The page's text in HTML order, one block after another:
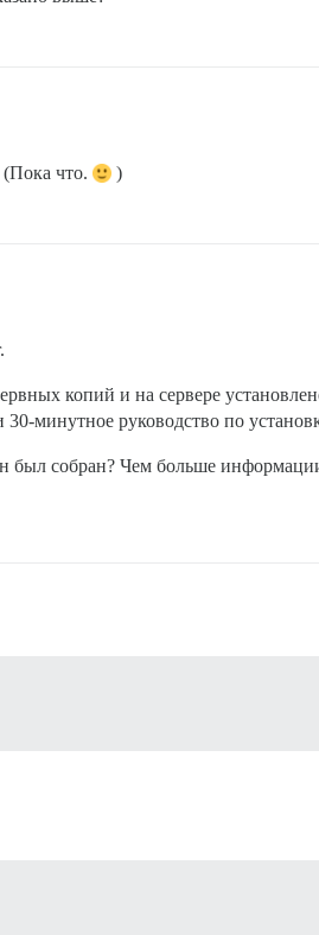
что. )
копий и на сервере
минутное руководство по
собран? Чем больше